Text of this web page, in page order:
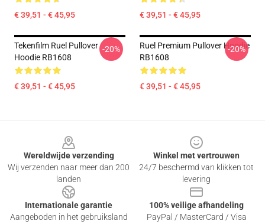
€ 39,51 - € 45,95 € 39,51 - € 45,95
Tekenfilm Ruel Pullover
Hoodie RB1608
€ 39,51 - € 45,95
-20%
Ruel Premium Pullover Hoodie
RB1608
€ 39,51 - € 45,95
-20%
Wereldwijde verzending
Wij verzenden naar meer dan 200
landen
Winkel met vertrouwen
24/7 beschermd van klikken tot
levering
Internationale garantie
Aangeboden in het gebruiksland
100% veilige afhandeling
PayPal / MasterCard / Visa